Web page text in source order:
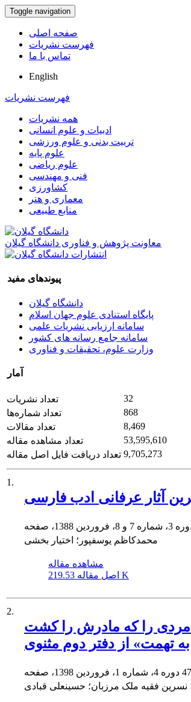
Toggle navigation
صفحه اصلی
فهرست نشریات
تماس با ما
English
فهرست نشریات
همه نشریات
ادبیات و علوم انسانی
تربیت بدنی و علوم ورزشی
علوم پایه
علوم ریاضی
فنی و مهندسی
کشاورزی
معماری و هنر
منابع طبیعی
معاونت پژوهش و فناوری دانشگاه گیلان
پیوندهای مفید
دانشگاه گیلان
پایگاه استنادی علوم جهان اسلام
سامانه ارزیابی نشریات علمی
سامانه جامع رسانه های کشور
وزارت علوم، تحقیقات و فناوری
آمار
تعداد نشریات
32
تعداد شماره‌ها
868
تعداد مقالات
8,469
تعداد مشاهده مقاله
53,595,610
تعداد دریافت فایل اصل مقاله 9,705,273
1.
آثار عرفانی ادب فارسی
محمدکاظم یوسفپور؛ اختیار بخشی
مشاهده مقاله
اصل مقاله 219.53 K
2.
مردی را که مادرش را کشت
به تهمت» از دفتر دوم مثنوی
فقیه ملک مرزبان؛ حسینعلی قبادی